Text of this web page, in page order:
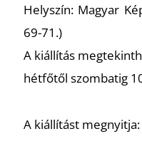
Helyszín: Magyar
69-71.)
A kiállítás
hétfőtől szombatig
A kiállítást